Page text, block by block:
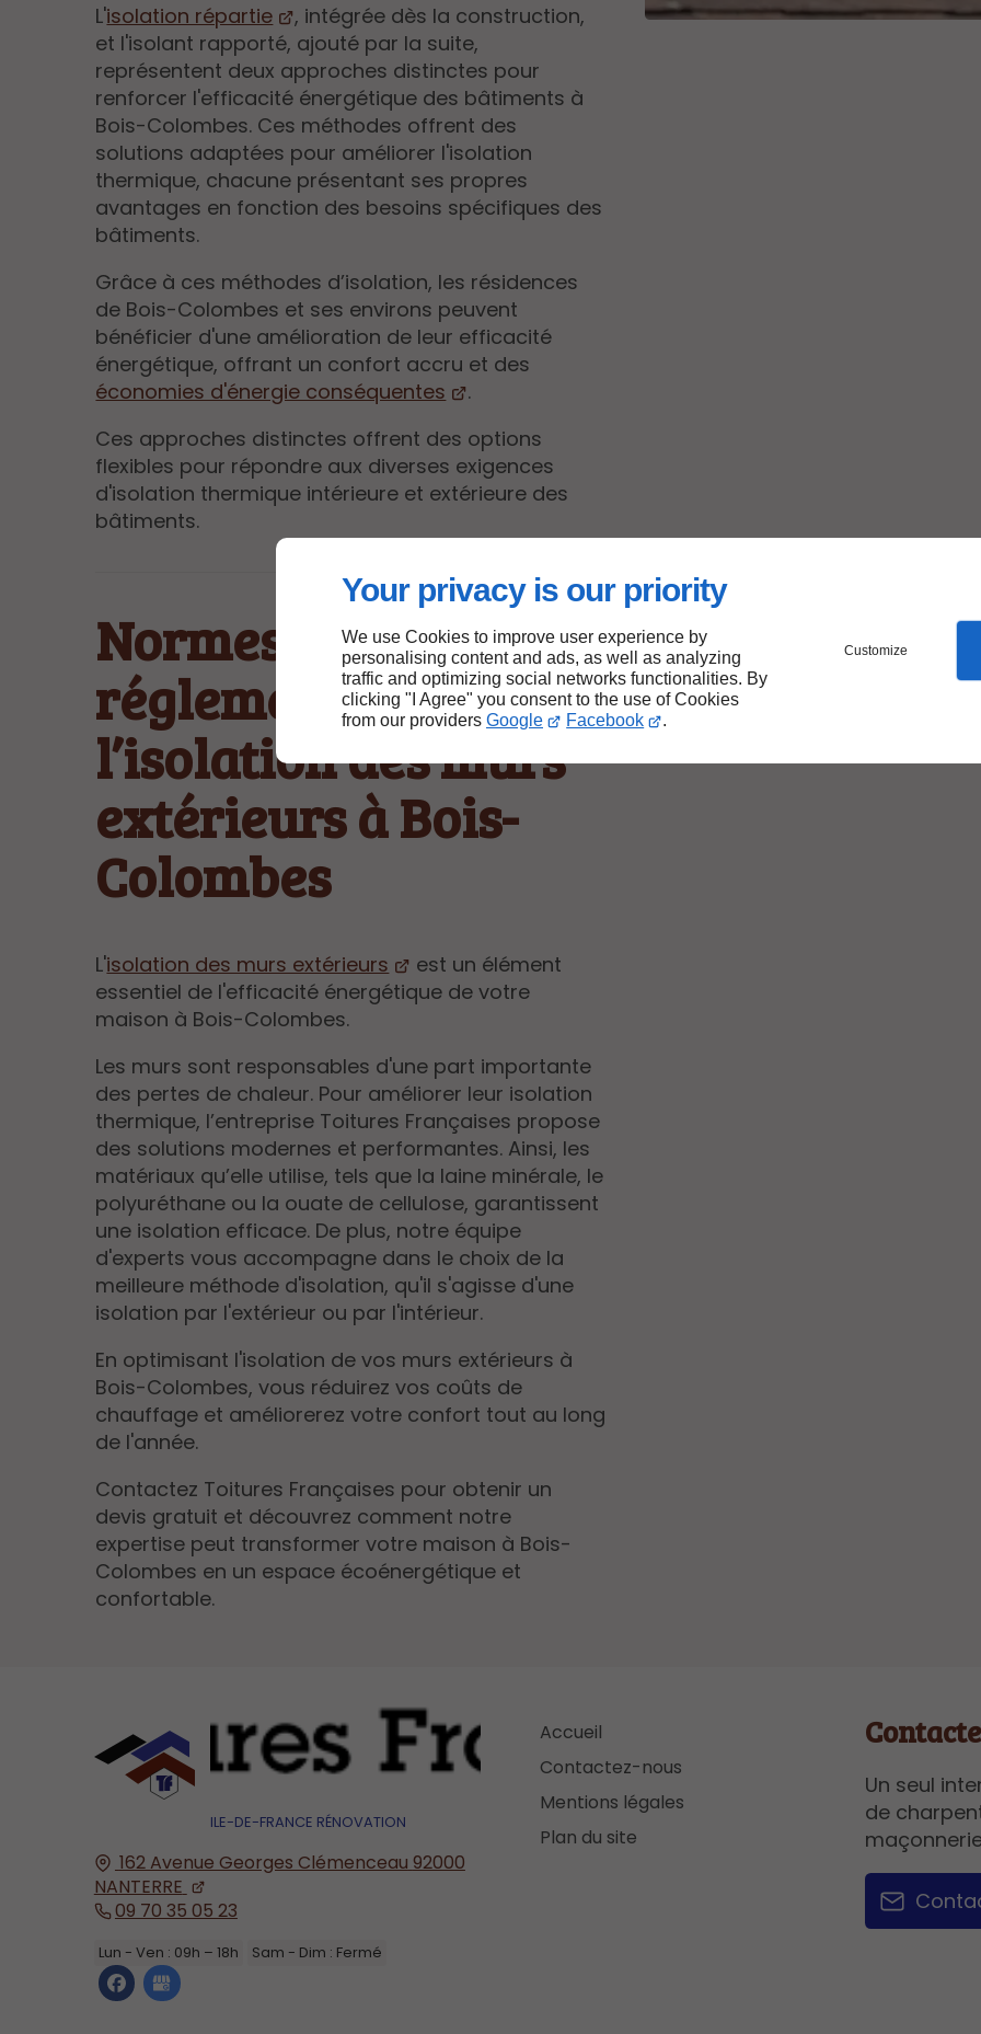
Your privacy is our priority
We use Cookies to improve user experience by
personalising content and ads, as well as analyzing
traffic and optimizing social networks functionalities. By
clicking "I Agree" you consent to the use of Cookies
from our providers Google Facebook .
Customize
L'isolation répartie
, intégrée dès la construction,
et l'isolant rapporté, ajouté par la suite,
représentent deux approches distinctes pour
renforcer l'efficacité énergétique des bâtiments à
Bois-Colombes. Ces méthodes offrent des
solutions adaptées pour améliorer l'isolation
thermique, chacune présentant ses propres
avantages en fonction des besoins spécifiques des
bâtiments.
Grâce à ces méthodes d’isolation, les résidences
de Bois-Colombes et ses environs peuvent
bénéficier d'une amélioration de leur efficacité
énergétique, offrant un confort accru et des
économies d'énergie conséquentes
.
Ces approches distinctes offrent des options
flexibles pour répondre aux diverses exigences
d'isolation thermique intérieure et extérieure des
bâtiments.
Normes et
réglementations sur
l’isolation des murs
extérieurs à Bois-
Colombes
L'isolation des murs extérieurs
est un élément
essentiel de l'efficacité énergétique de votre
maison à Bois-Colombes.
Les murs sont responsables d'une part importante
des pertes de chaleur. Pour améliorer leur isolation
thermique, l’entreprise Toitures Françaises propose
des solutions modernes et performantes. Ainsi, les
matériaux qu’elle utilise, tels que la laine minérale, le
polyuréthane ou la ouate de cellulose, garantissent
une isolation efficace. De plus, notre équipe
d'experts vous accompagne dans le choix de la
meilleure méthode d'isolation, qu'il s'agisse d'une
isolation par l'extérieur ou par l'intérieur.
En optimisant l'isolation de vos murs extérieurs à
Bois-Colombes, vous réduirez vos coûts de
chauffage et améliorerez votre confort tout au long
de l'année.
Contactez Toitures Françaises pour obtenir un
devis gratuit et découvrez comment notre
expertise peut transformer votre maison à Bois-
Colombes en un espace écoénergétique et
confortable.
ILE-DE-FRANCE RÉNOVATION
162 Avenue Georges Clémenceau 92000
NANTERRE
09 70 35 05 23
Lun - Ven : 09h – 18h Sam - Dim : Fermé
Accueil
Contactez-nous
Mentions légales
Plan du site
Un seul
de